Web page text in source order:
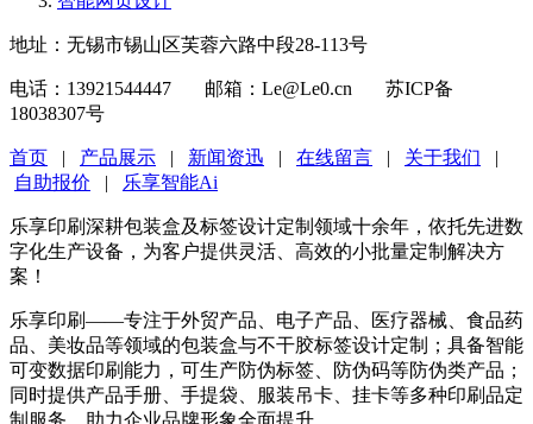
地址：无锡市锡山区芙蓉六路中段28-113号
电话：13921544447 邮箱：Le@Le0.cn 苏ICP备
18038307号
首页 | 产品展示 | 新闻资迅 | 在线留言 | 关于我们 |
自助报价 | 乐享智能Ai
乐享印刷深耕包装盒及标签设计定制领域十余年，依托先进数
字化生产设备，为客户提供灵活、高效的小批量定制解决方
案！
乐享印刷——专注于外贸产品、电子产品、医疗器械、食品药
品、美妆品等领域的包装盒与不干胶标签设计定制；具备智能
可变数据印刷能力，可生产防伪标签、防伪码等防伪类产品；
同时提供产品手册、手提袋、服装吊卡、挂卡等多种印刷品定